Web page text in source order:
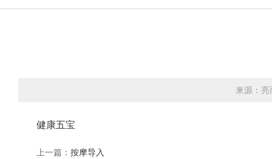
来源：亮
健康五宝
上一篇： 按摩导入